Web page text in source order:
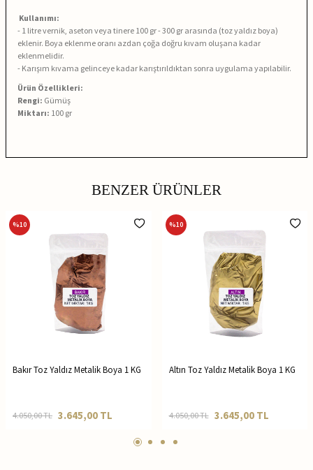
Kullanımı:
- 1 litre vernik, aseton veya tinere 100 gr - 300 gr arasında (toz yaldız boya)
eklenir. Boya eklenme oranı azdan çoğa doğru kıvam oluşana kadar
eklenmelidir.
- Karışım kıvama gelinceye kadar karıştırıldıktan sonra uygulama yapılabilir.
Ürün Özellikleri:
Rengi: Gümüş
Miktarı: 100 gr
BENZER ÜRÜNLER
%10
Bakır Toz Yaldız Metalik Boya 1 KG
4.050,00TL 3.645,00 TL
%10
Altın Toz Yaldız Metalik Boya 1 KG
4.050,00TL 3.645,00TL